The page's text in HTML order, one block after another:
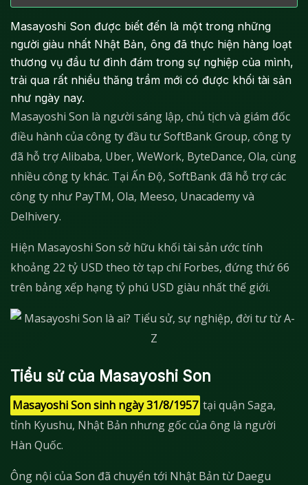
Masayoshi Son được biết đến là một trong những
người giàu nhất Nhật Bản, ông đã thực hiện hàng loạt
thương vụ đầu tư đình đám trong sự nghiệp của mình,
trải qua rất nhiều thăng trầm mới có được khối tài sản
như ngày nay.
Masayoshi Son là người sáng lập, chủ tịch và giám đốc
điều hành của công ty đầu tư SoftBank Group, công ty
đã hỗ trợ Alibaba, Uber, WeWork, ByteDance, Ola, cùng
nhiều công ty khác. Tại Ấn Độ, SoftBank đã hỗ trợ các
công ty như PayTM, Ola, Meeso, Unacademy và
Delhivery.
Hiện Masayoshi Son sở hữu khối tài sản ước tính
khoảng 22 tỷ USD theo tờ tạp chí Forbes, đứng thứ 66
trên bảng xếp hạng tỷ phú USD giàu nhất thế giới.
Tiểu sử của Masayoshi Son
Masayoshi Son sinh ngày 31/8/1957 tại quận Saga,
tỉnh Kyushu, Nhật Bản nhưng gốc của ông là người
Hàn Quốc.
Ông nội của Son đã chuyển tới Nhật Bản từ Daegu